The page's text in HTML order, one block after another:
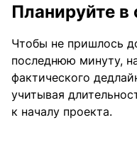
Планируйте в
Чтобы не пришлось
последнюю минуту,
фактического
учитывая
к началу проекта.